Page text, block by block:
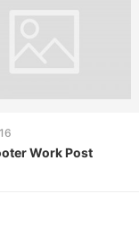
Work Post